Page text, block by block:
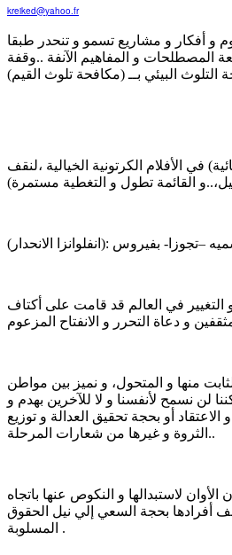
kreiked@yahoo.fr
و أفكار و مشاريع تسمو و تنحدر طبقا
المصطلحات و المفاهيم الآنفة ..وقفة
في الأفلام الكرتونية الخيالية ،لنقف
في العالم قد قامت على أكتاف
منها و المتحول، و نميز بين مواطن
لن نسمح لأنفسنا و لا للآخرين بهدم و
أو بحجة تحقيق العدالة و توزيع
الثروة و غيرها من شعارات المرحلة..
لاستبدالها و النكوص عنها باتجاه
أفرادها بحجة السعي إلي نيل الحقوق
المسلوبة .